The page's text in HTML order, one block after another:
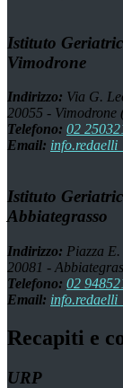
Istituto
Vimodrone
Indirizzo: Via G.
20055 - Vimodrone
Telefono: 02
Email:
Istituto
Abbiategrasso
Indirizzo: Piazza
20081 -
Telefono: 02
Email:
Recapiti e
URP